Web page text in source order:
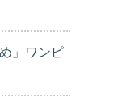
」ワンピ